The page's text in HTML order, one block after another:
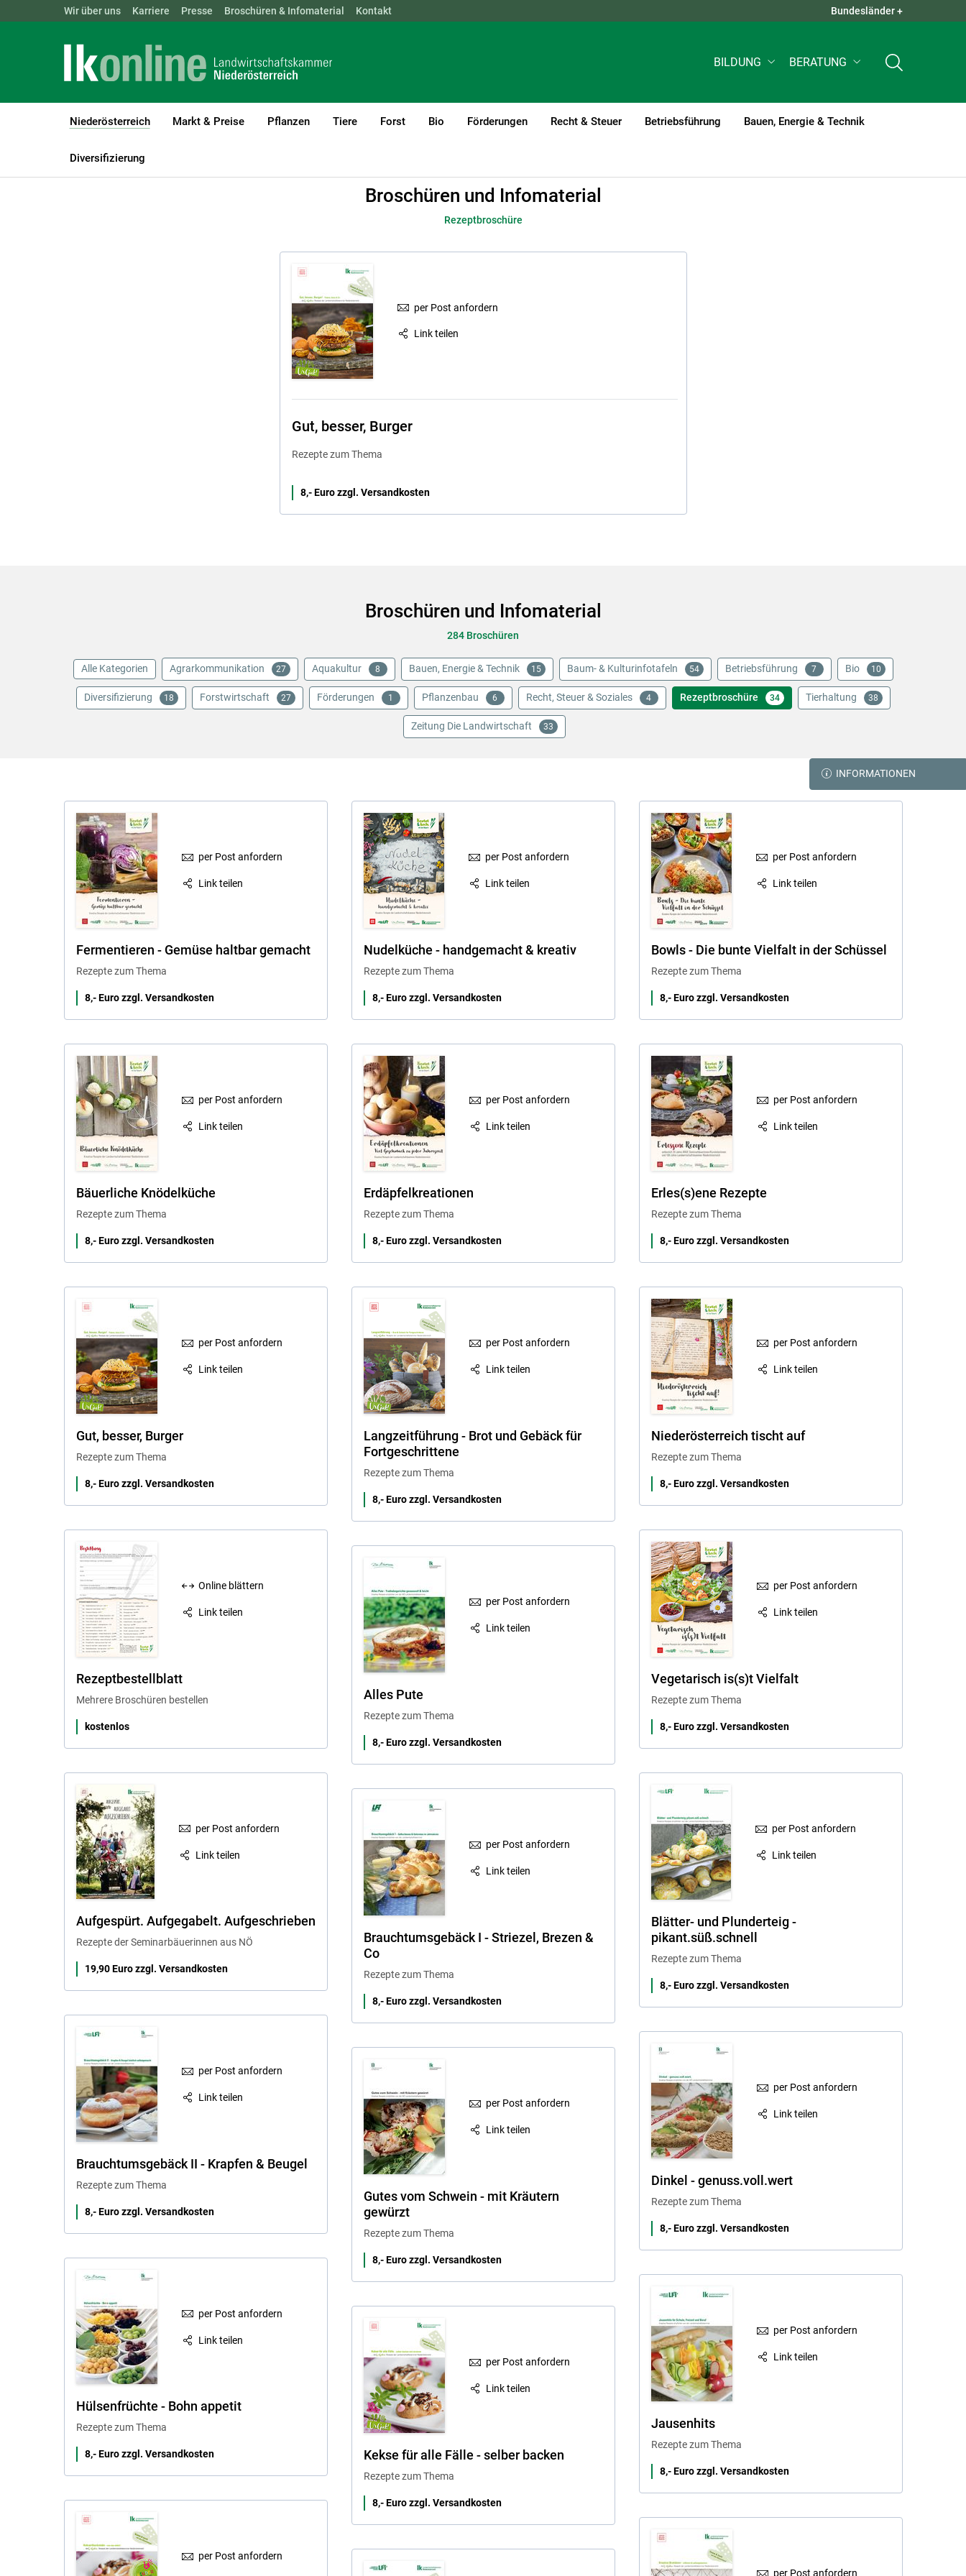
Skip to main content
Landwirtschaftskammern: ÖSTERREICH BGLD KTN NÖ OÖ SBG QUICK LINKS +
Wir über uns Karriere Presse Broschüren & Infomaterial Kontakt Bundesländer +
BILDUNG BERATUNG
Niederösterreich
(current)1
Markt & Preise Pflanzen Tiere Forst Bio Förderungen Recht & Steuer Betriebsführung Bauen, Energie & Technik
Diversifizierung
LK Niederösterreich
Broschüren und Infomaterial
Rezeptbroschüre
per Post anfordern
Link teilen
Gut, besser, Burger
Rezepte zum Thema
8,- Euro zzgl. Versandkosten
Broschüren und Infomaterial
284 Broschüren
Alle Kategorien Agrarkommunikation 27 Aquakultur 8 Bauen, Energie & Technik 15 Baum- & Kulturinfotafeln 54 Betriebsführung 7 Bio 10
Diversifizierung 18 Forstwirtschaft 27 Förderungen 1 Pflanzenbau 6 Recht, Steuer & Soziales 4 Rezeptbroschüre 34 Tierhaltung 38
Zeitung Die Landwirtschaft 33
INFORMATIONEN
per Post anfordern
Link teilen
Fermentieren - Gemüse haltbar gemacht
Rezepte zum Thema
8,- Euro zzgl. Versandkosten
per Post anfordern
Link teilen
Nudelküche - handgemacht & kreativ
Rezepte zum Thema
8,- Euro zzgl. Versandkosten
per Post anfordern
Link teilen
Bowls - Die bunte Vielfalt in der Schüssel
Rezepte zum Thema
8,- Euro zzgl. Versandkosten
per Post anfordern
Link teilen
Bäuerliche Knödelküche
Rezepte zum Thema
8,- Euro zzgl. Versandkosten
per Post anfordern
Link teilen
Erdäpfelkreationen
Rezepte zum Thema
8,- Euro zzgl. Versandkosten
per Post anfordern
Link teilen
Erles(s)ene Rezepte
Rezepte zum Thema
8,- Euro zzgl. Versandkosten
per Post anfordern
Link teilen
Gut, besser, Burger
Rezepte zum Thema
8,- Euro zzgl. Versandkosten
per Post anfordern
Link teilen
Langzeitführung - Brot und Gebäck für
Fortgeschrittene
Rezepte zum Thema
8,- Euro zzgl. Versandkosten
per Post anfordern
Link teilen
Niederösterreich tischt auf
Rezepte zum Thema
8,- Euro zzgl. Versandkosten
Online blättern
Link teilen
Rezeptbestellblatt
Mehrere Broschüren bestellen
kostenlos
per Post anfordern
Link teilen
Vegetarisch is(s)t Vielfalt
Rezepte zum Thema
8,- Euro zzgl. Versandkosten
per Post anfordern
Link teilen
Alles Pute
Rezepte zum Thema
8,- Euro zzgl. Versandkosten
per Post anfordern
Link teilen
Aufgespürt. Aufgegabelt. Aufgeschrieben
Rezepte der Seminarbäuerinnen aus NÖ
19,90 Euro zzgl. Versandkosten
per Post anfordern
Link teilen
Blätter- und Plunderteig -
pikant.süß.schnell
Rezepte zum Thema
8,- Euro zzgl. Versandkosten
per Post anfordern
Link teilen
Brauchtumsgebäck I - Striezel, Brezen &
Co
Rezepte zum Thema
8,- Euro zzgl. Versandkosten
per Post anfordern
Link teilen
Brauchtumsgebäck II - Krapfen & Beugel
Rezepte zum Thema
8,- Euro zzgl. Versandkosten
per Post anfordern
Link teilen
Dinkel - genuss.voll.wert
Rezepte zum Thema
8,- Euro zzgl. Versandkosten
per Post anfordern
Link teilen
Gutes vom Schwein - mit Kräutern
gewürzt
Rezepte zum Thema
8,- Euro zzgl. Versandkosten
per Post anfordern
Link teilen
Hülsenfrüchte - Bohn appetit
Rezepte zum Thema
8,- Euro zzgl. Versandkosten
per Post anfordern
Link teilen
Jausenhits
Rezepte zum Thema
8,- Euro zzgl. Versandkosten
per Post anfordern
Link teilen
Kekse für alle Fälle - selber backen
Rezepte zum Thema
8,- Euro zzgl. Versandkosten
per Post anfordern
per Post anfordern